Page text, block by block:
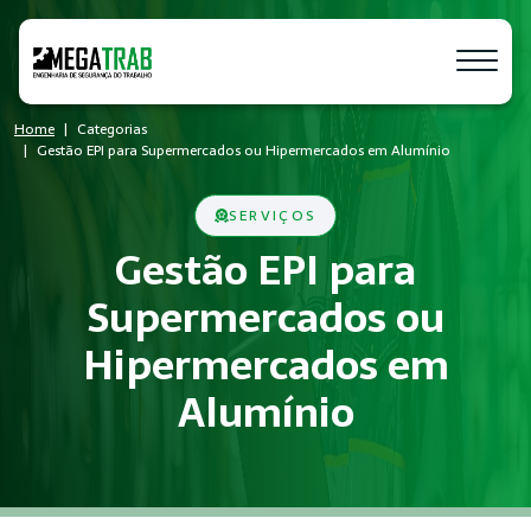
Home
Categorias
Gestão EPI para Supermercados ou Hipermercados em Alumínio
SERVIÇOS
Gestão EPI para
Supermercados ou
Hipermercados em
Alumínio